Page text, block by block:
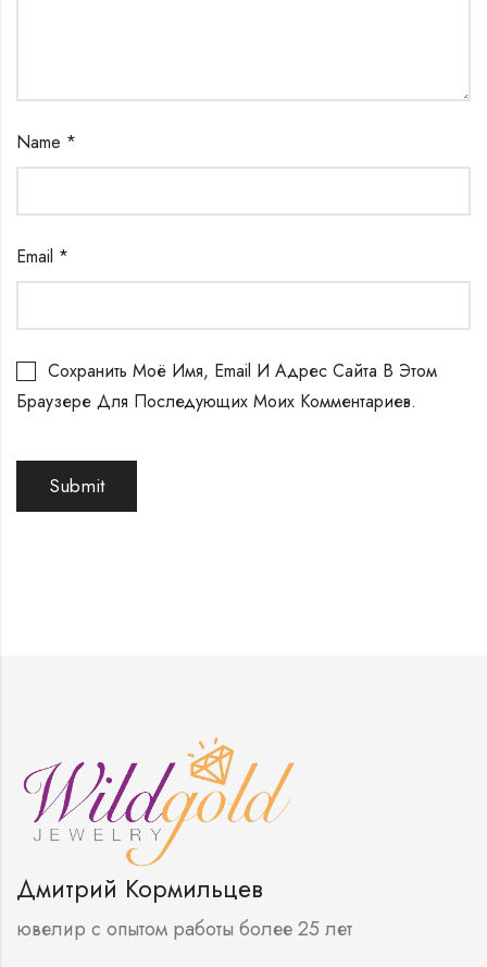
Name *
Email *
Сохранить Моё Имя, Email И Адрес Сайта В Этом
Браузере Для Последующих Моих Комментариев.
Дмитрий Кормильцев
ювелир с опытом работы более 25 лет